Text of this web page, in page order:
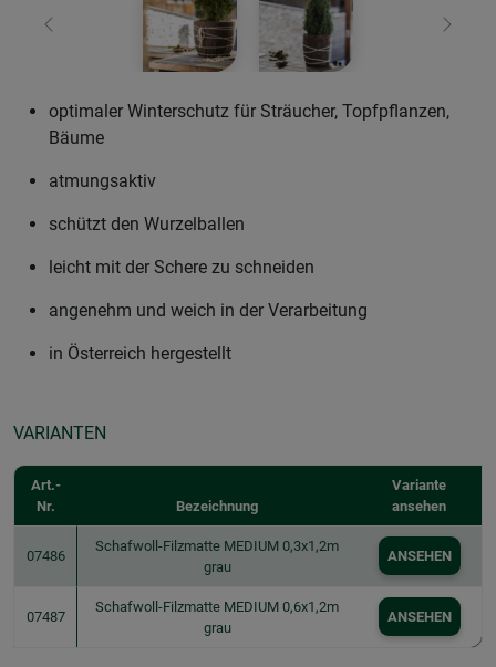
Zurück Weiter
optimaler Winterschutz für Sträucher, Topfpflanzen,
Bäume
atmungsaktiv
schützt den Wurzelballen
leicht mit der Schere zu schneiden
angenehm und weich in der Verarbeitung
in Österreich hergestellt
VARIANTEN
Art.-
Nr.
Bezeichnung
Variante
ansehen
07486
Schafwoll-Filzmatte MEDIUM 0,3x1,2m
grau
ANSEHEN
07487
Schafwoll-Filzmatte MEDIUM 0,6x1,2m
grau
ANSEHEN